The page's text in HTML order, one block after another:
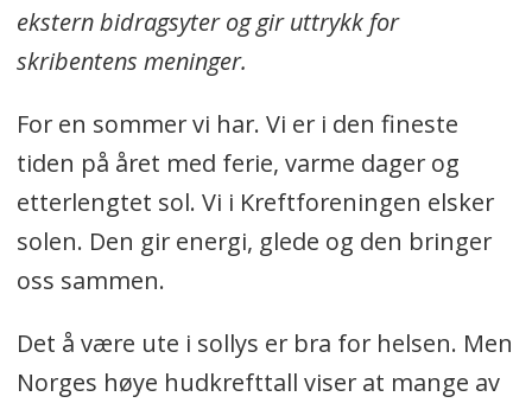
ekstern bidragsyter og gir uttrykk for
skribentens meninger.
For en sommer vi har. Vi er i den fineste
tiden på året med ferie, varme dager og
etterlengtet sol. Vi i Kreftforeningen elsker
solen. Den gir energi, glede og den bringer
oss sammen.
Det å være ute i sollys er bra for helsen. Men
Norges høye hudkrefttall viser at mange av